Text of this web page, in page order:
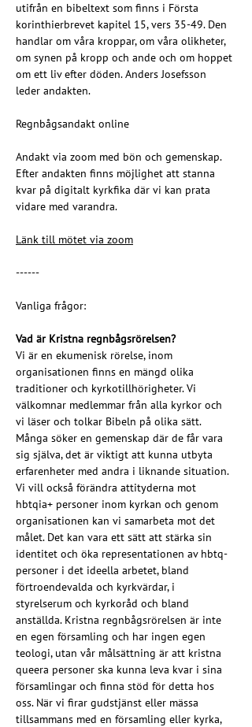
utifrån en bibeltext som finns i Första
korinthierbrevet kapitel 15, vers 35-49. Den
handlar om våra kroppar, om våra olikheter,
om synen på kropp och ande och om hoppet
om ett liv efter döden. Anders Josefsson
leder andakten.
Regnbågsandakt online
Andakt via zoom med bön och gemenskap.
Efter andakten finns möjlighet att stanna
kvar på digitalt kyrkfika där vi kan prata
vidare med varandra.
Länk till mötet via zoom
------
Vanliga frågor:
Vad är Kristna regnbågsrörelsen?
Vi är en ekumenisk rörelse, inom
organisationen finns en mängd olika
traditioner och kyrkotillhörigheter. Vi
välkomnar medlemmar från alla kyrkor och
vi läser och tolkar Bibeln på olika sätt.
Många söker en gemenskap där de får vara
sig själva, det är viktigt att kunna utbyta
erfarenheter med andra i liknande situation.
Vi vill också förändra attityderna mot
hbtqia+ personer inom kyrkan och genom
organisationen kan vi samarbeta mot det
målet. Det kan vara ett sätt att stärka sin
identitet och öka representationen av hbtq-
personer i det ideella arbetet, bland
förtroendevalda och kyrkvärdar, i
styrelserum och kyrkoråd och bland
anställda. Kristna regnbågsrörelsen är inte
en egen församling och har ingen egen
teologi, utan vår målsättning är att kristna
queera personer ska kunna leva kvar i sina
församlingar och finna stöd för detta hos
oss. När vi firar gudstjänst eller mässa
tillsammans med en församling eller kyrka,